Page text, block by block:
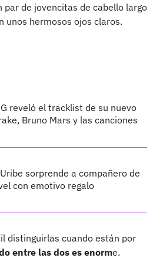
par de jovencitas de cabello largo
unos hermosos ojos claros.
reveló el tracklist de su nuevo
Bruno Mars y las canciones
sorprende a compañero de
con emotivo regalo
distinguirlas cuando están por
entre las dos es enorme.